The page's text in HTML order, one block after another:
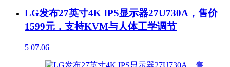
LG发布27英寸4K IPS显示器27U730A，售价
1599元，支持KVM与人体工学调节
5 07.06